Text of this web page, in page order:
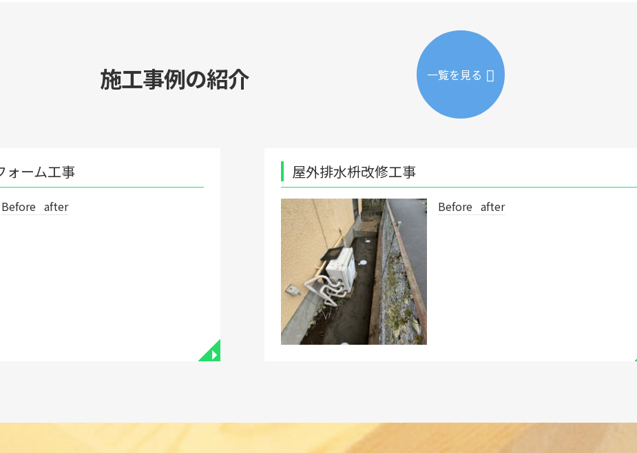
施工事例の紹介 一覧を見る
屋外排水枡改修工事
Before after